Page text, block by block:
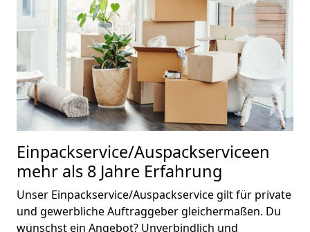
Einpackservice/Auspackserviceen
mehr als 8 Jahre Erfahrung
Unser Einpackservice/Auspackservice gilt für private
und gewerbliche Auftraggeber gleichermaßen. Du
wünschst ein Angebot? Unverbindlich und